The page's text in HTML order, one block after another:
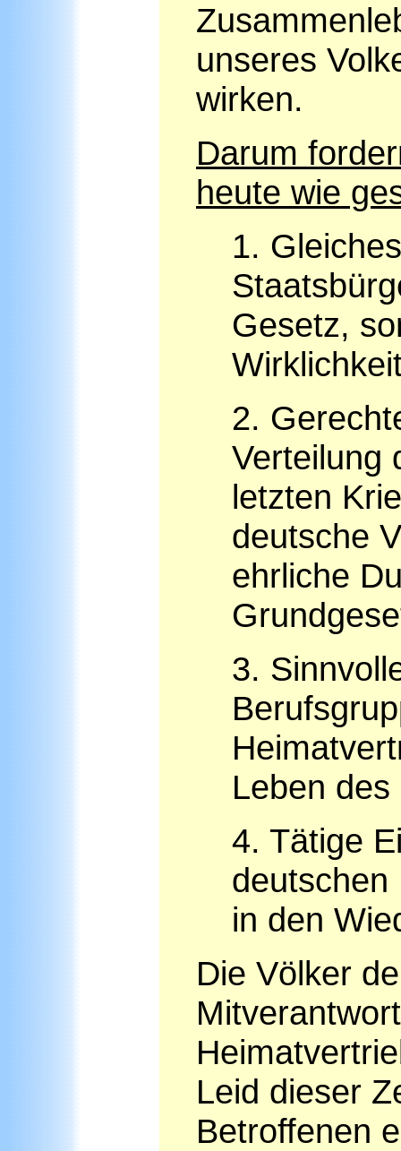
unseres
wirken.
Darum
heute wie
1.
Gesetz,
2.
Verteilung
letzten
deutsche
ehrliche
3.
Leben
4. Tätige
deutschen
in den
Die Völker
Leid dieser
Betroffenen